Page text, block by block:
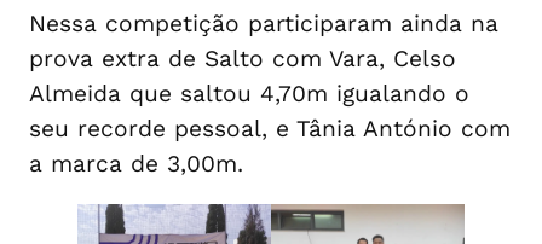
Nessa competição participaram ainda na
prova extra de Salto com Vara, Celso
Almeida que saltou 4,70m igualando o
seu recorde pessoal, e Tânia António com
a marca de 3,00m.